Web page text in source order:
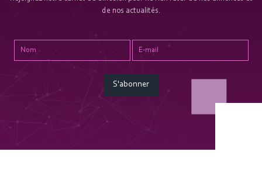
de nos actualités.
S'abonner